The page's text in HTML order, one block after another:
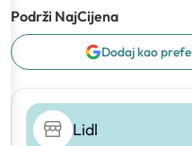
Podrži NajCijena
Dodaj kao
Lidl